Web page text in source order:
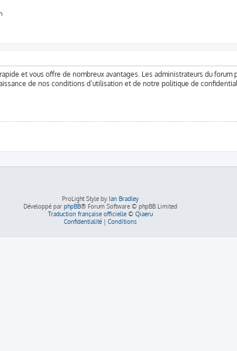
et vous offre de nombreux avantages. Les administrateurs du
de nos conditions d’utilisation et de notre politique de
ProLight Style by Ian Bradley
Développé par phpBB® Forum Software © phpBB Limited
Traduction française officielle© Qiaeru
Confidentialité| Conditions